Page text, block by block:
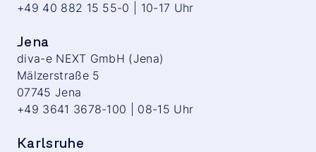
+49 40 882 15 55-0 | 10-17 Uhr
Jena
diva-e NEXT GmbH (Jena)
Mälzerstraße 5
07745 Jena
+49 3641 3678-100 | 08-15 Uhr
Karlsruhe